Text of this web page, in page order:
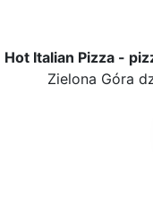
Hot Italian Pizza -
Zielona Góra